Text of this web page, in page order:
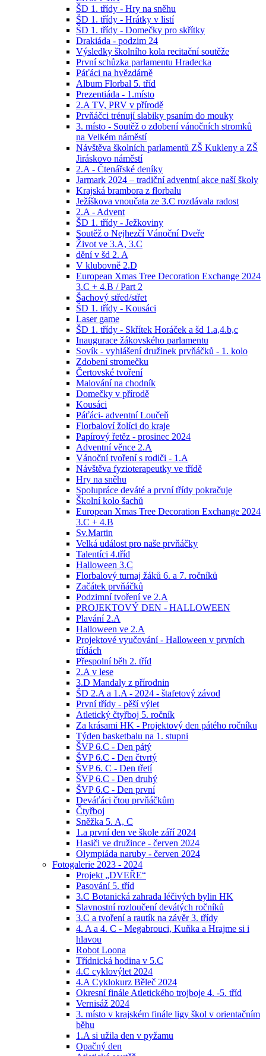
ŠD 1. třídy - Hry na sněhu
ŠD 1. třídy - Hrátky v listí
ŠD 1. třídy - Domečky pro skřítky
Drakiáda - podzim 24
Výsledky školního kola recitační soutěže
První schůzka parlamentu Hradecka
Páťáci na hvězdárně
Album Florbal 5. tříd
Prezentiáda - 1.místo
2.A TV, PRV v přírodě
Prvňáčci trénují slabiky psaním do mouky
3. místo - Soutěž o zdobení vánočních stromků
na Velkém náměstí
Návštěva školních parlamentů ZŠ Kukleny a ZŠ
Jiráskovo náměstí
2.A - Čtenářské deníky
Jarmark 2024 – tradiční adventní akce naší školy
Krajská brambora z florbalu
Ježíškova vnoučata ze 3.C rozdávala radost
2.A - Advent
ŠD 1. třídy - Ježkoviny
Soutěž o Nejhezčí Vánoční Dveře
Život ve 3.A, 3.C
dění v šd 2. A
V klubovně 2.D
European Xmas Tree Decoration Exchange 2024
3.C + 4.B / Part 2
Šachový střed/střet
ŠD 1. třídy - Kousáci
Laser game
ŠD 1. třídy - Skřítek Horáček a šd 1.a,4.b,c
Inaugurace žákovského parlamentu
Sovík - vyhlášení družinek prvňáčků - 1. kolo
Zdobení stromečku
Čertovské tvoření
Malování na chodník
Domečky v přírodě
Kousáci
Páťáci- adventní Loučeň
Florbaloví žolíci do kraje
Papírový řetěz - prosinec 2024
Adventní věnce 2.A
Vánoční tvoření s rodiči - 1.A
Návštěva fyzioterapeutky ve třídě
Hry na sněhu
Spolupráce deváté a první třídy pokračuje
Školní kolo šachů
European Xmas Tree Decoration Exchange 2024
3.C + 4.B
Sv.Martin
Velká událost pro naše prvňáčky
Talentíci 4.tříd
Halloween 3.C
Florbalový turnaj žáků 6. a 7. ročníků
Začátek prvňáčků
Podzimní tvoření ve 2.A
PROJEKTOVÝ DEN - HALLOWEEN
Plavání 2.A
Halloween ve 2.A
Projektové vyučování - Halloween v prvních
třídách
Přespolní běh 2. tříd
2.A v lese
3.D Mandaly z přírodnin
ŠD 2.A a 1.A - 2024 - štafetový závod
První třídy - pěší výlet
Atletický čtyřboj 5. ročník
Za krásami HK - Projektový den pátého ročníku
Týden basketbalu na 1. stupni
ŠVP 6.C - Den pátý
ŠVP 6.C - Den čtvrtý
ŠVP 6. C - Den třetí
ŠVP 6.C - Den druhý
ŠVP 6.C - Den první
Deváťáci čtou prvňáčkům
Čtyřboj
Sněžka 5. A, C
1.a první den ve škole září 2024
Hasiči ve družince - červen 2024
Olympiáda naruby - červen 2024
Fotogalerie 2023 - 2024
Projekt „DVEŘE“
Pasování 5. tříd
3.C Botanická zahrada léčivých bylin HK
Slavnostní rozloučení devátých ročníků
3.C a tvoření a rautík na závěr 3. třídy
4. A a 4. C - Megabrouci, Kuňka a Hrajme si i
hlavou
Robot Loona
Třídnická hodina v 5.C
4.C cyklovýlet 2024
4.A Cyklokurz Běleč 2024
Okresní finále Atletického trojboje 4. -5. tříd
Vernisáž 2024
3. místo v krajském finále ligy škol v orientačním
běhu
1.A si užila den v pyžamu
Opačný den